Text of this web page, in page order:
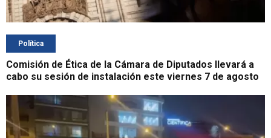
Política
Comisión de Ética de la Cámara de Diputados llevará a
cabo su sesión de instalación este viernes 7 de agosto